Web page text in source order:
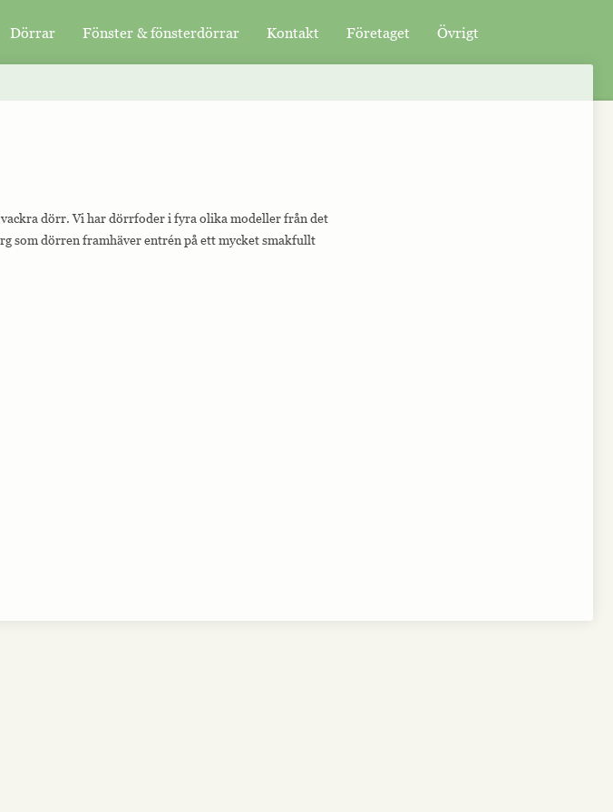
Dörrar Fönster & fönsterdörrar Kontakt Företaget Övrigt
dörr. Vi har dörrfoder i fyra olika modeller från det
som dörren framhäver entrén på ett mycket smakfullt